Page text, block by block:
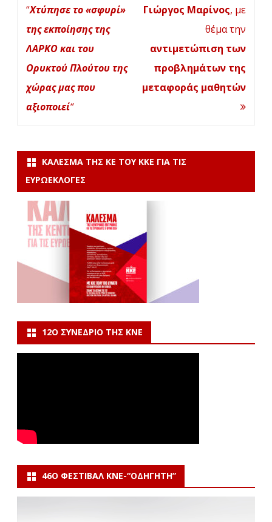
“Χτύπησε το «σφυρί»
της εκποίησης της
ΛΑΡΚΟ και του
Ορυκτού Πλούτου της
χώρας μας που
αξιοποιεί“
Γιώργος Μαρίνος, με
θέμα την
αντιμετώπιση των
προβλημάτων της
μεταφοράς μαθητών
ΚΆΛΕΣΜΑ ΤΗΣ ΚΕ ΤΟΥ ΚΚΕ ΓΙΑ ΤΙΣ
ΕΥΡΩΕΚΛΟΓΈΣ
12Ο ΣΥΝΈΔΡΙΟ ΤΗΣ ΚΝΕ
46Ο ΦΕΣΤΙΒΆΛ ΚΝΕ-“ΟΔΗΓΗΤΗ”
Πρόγραμμα